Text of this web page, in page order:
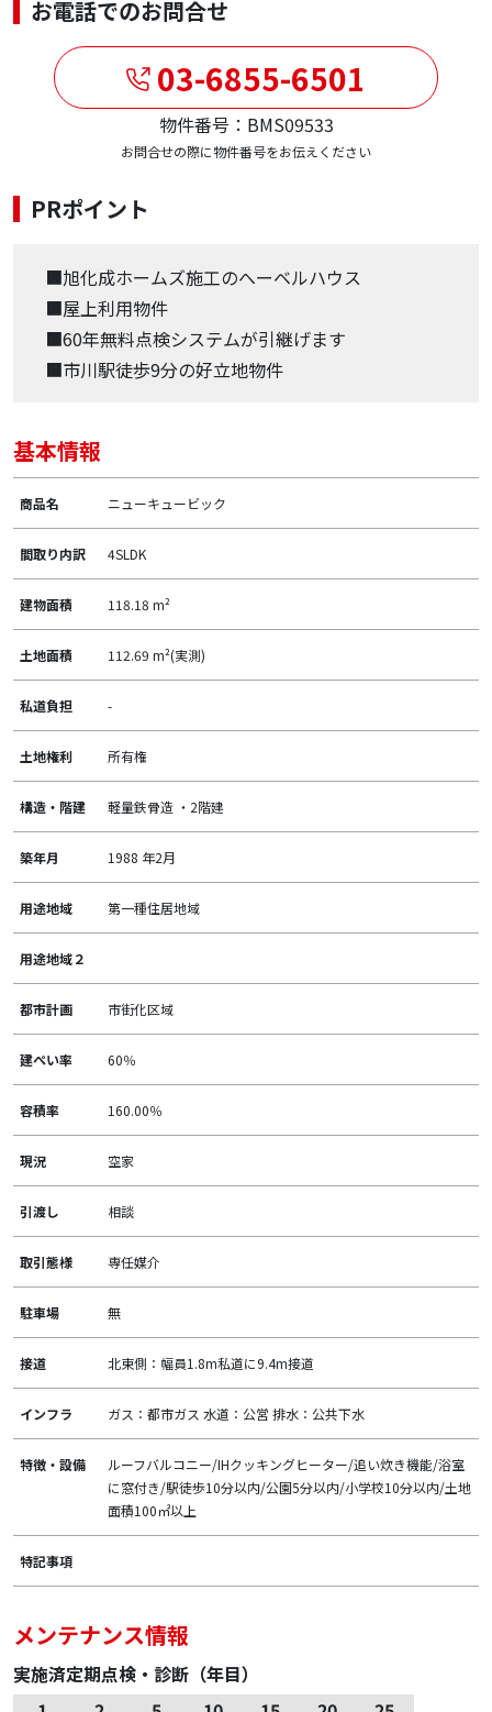
お電話でのお問合せ
03-6855-6501
物件番号：BMS09533
お問合せの際に物件番号をお伝えください
PRポイント
■旭化成ホームズ施工のへーベルハウス
■屋上利用物件
■60年無料点検システムが引継げます
■市川駅徒歩9分の好立地物件
基本情報
商品名 ニューキュービック
間取り内訳 4SLDK
建物面積 118.18 m²
土地面積 112.69 m²(実測)
私道負担 -
土地権利 所有権
構造・階建 軽量鉄骨造 ・2階建
築年月 1988 年2月
用途地域 第一種住居地域
用途地域２
都市計画 市街化区域
建ぺい率 60％
容積率 160.00％
現況 空家
引渡し 相談
取引態様 専任媒介
駐車場 無
接道 北東側：幅員1.8m私道に9.4m接道
インフラ ガス：都市ガス 水道：公営 排水：公共下水
特徴・設備
ルーフバルコニー/IHクッキングヒーター/追い炊き機能/浴室
に窓付き/駅徒歩10分以内/公園5分以内/小学校10分以内/土地
面積100㎡以上
特記事項
メンテナンス情報
実施済定期点検・診断（年目）